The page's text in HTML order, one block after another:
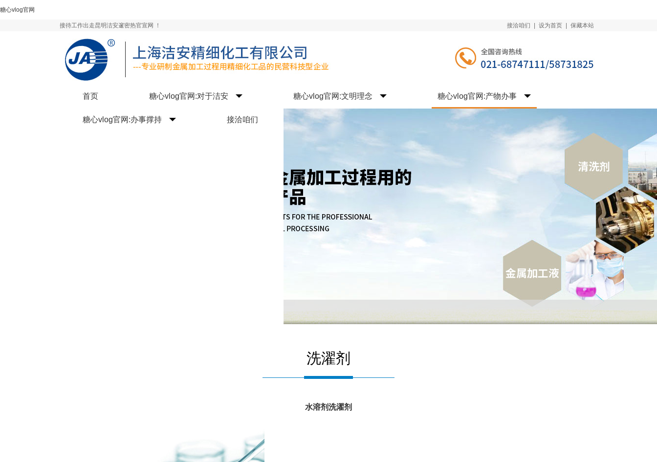
糖心vlog官网
接待工作出走昆明洁安邃密热官宣网 ！ 接洽咱们 设为首页 保藏本站
首页 糖心vlog官网:对于洁安 糖心vlog官网:文明理念 糖心vlog官网:产物办事
糖心vlog官网:办事撑持 接洽咱们
洗濯剂
水溶剂洗濯剂